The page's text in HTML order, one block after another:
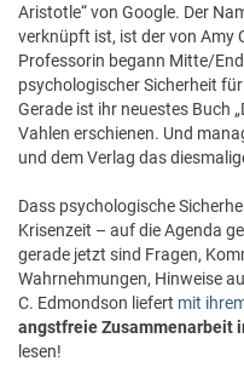
Aristotle“ von Google. Der
verknüpft ist, ist der von Amy
Professorin begann Mitte/
psychologischer Sicherheit
Gerade ist ihr neuestes Buch
Vahlen erschienen. Und
und dem Verlag das
Dass psychologische
Krisenzeit – auf die Agenda
gerade jetzt sind Fragen,
Wahrnehmungen, Hinweise
C. Edmondson liefert mit
angstfreie Zusammenarbeit
lesen!